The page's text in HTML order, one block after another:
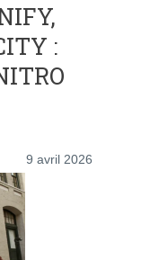
:
9 avril 2026